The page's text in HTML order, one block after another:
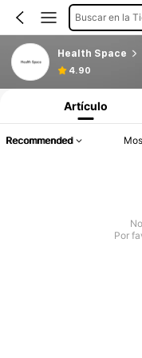
Buscar en la
Health Space
4.90
Artículo
Recommended
Por